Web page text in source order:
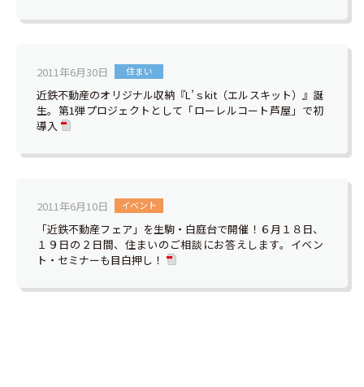
2011年6月30日 住まい
近鉄不動産のオリジナル収納『L’ｓkit（エルスキット）』誕
生。第1弾プロジェクトとして「ローレルコート芦屋」で初
導入
2011年6月10日 イベント
「近鉄不動産フェア」を生駒・白庭台で開催！６月１８日、
１９日の２日間、住まいのご相談にお答えします。イベン
ト・セミナーも目白押し！